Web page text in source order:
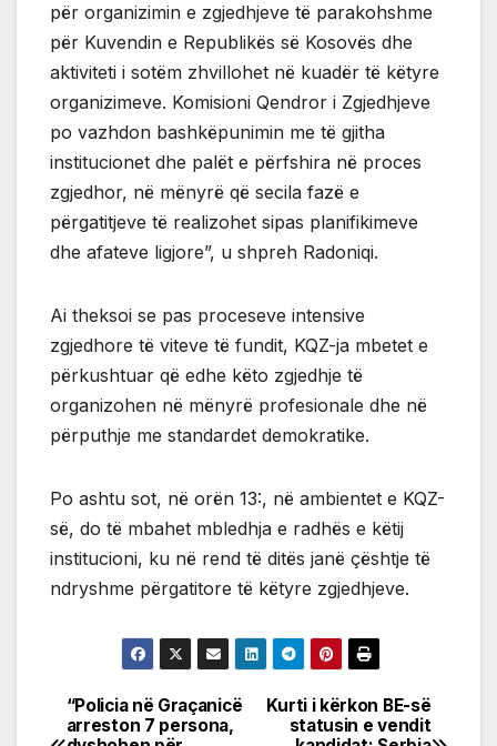
për organizimin e zgjedhjeve të parakohshme
për Kuvendin e Republikës së Kosovës dhe
aktiviteti i sotëm zhvillohet në kuadër të këtyre
organizimeve. Komisioni Qendror i Zgjedhjeve
po vazhdon bashkëpunimin me të gjitha
institucionet dhe palët e përfshira në proces
zgjedhor, në mënyrë që secila fazë e
përgatitjeve të realizohet sipas planifikimeve
dhe afateve ligjore”, u shpreh Radoniqi.
Ai theksoi se pas proceseve intensive
zgjedhore të viteve të fundit, KQZ-ja mbetet e
përkushtuar që edhe këto zgjedhje të
organizohen në mënyrë profesionale dhe në
përputhje me standardet demokratike.
Po ashtu sot, në orën 13:, në ambientet e KQZ-
së, do të mbahet mbledhja e radhës e këtij
institucioni, ku në rend të ditës janë çështje të
ndryshme përgatitore të këtyre zgjedhjeve.
Post
Kurti i kërkon BE-së
statusin e vendit
“Policia në Graçanicë
arreston 7 persona,